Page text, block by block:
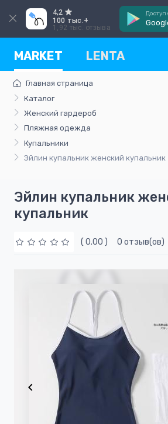
4,2
100 тыс.+
1,92 тыс. отзыва
MARKET LENTA
Главная страница
Каталог
Женский гардероб
Пляжная одежда
Купальники
Эйлин купальник женский купальник
Эйлин купальник
купальник
( 0.00 ) 0 отзыв(ов)